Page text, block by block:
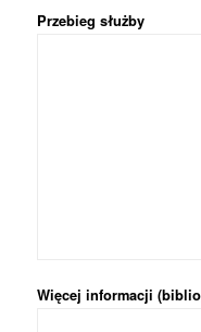
Przebieg służby
Więcej informacji